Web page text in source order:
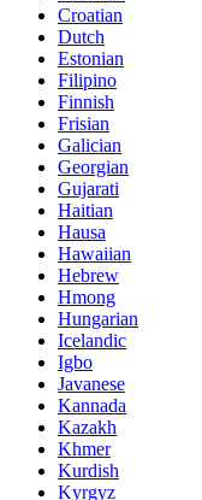
Croatian
Dutch
Estonian
Filipino
Finnish
Frisian
Galician
Georgian
Gujarati
Haitian
Hausa
Hawaiian
Hebrew
Hmong
Hungarian
Icelandic
Igbo
Javanese
Kannada
Kazakh
Khmer
Kurdish
Kyrgyz